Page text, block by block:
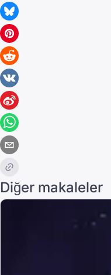
Diğer makaleler